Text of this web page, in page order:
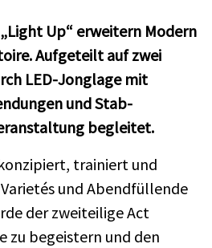
Up“ erweitern Modern
Aufgeteilt auf zwei
LED-Jonglage mit
und Stab-
begleitet.
trainiert und
und Abendfüllende
der zweiteilige Act
zu begeistern und den